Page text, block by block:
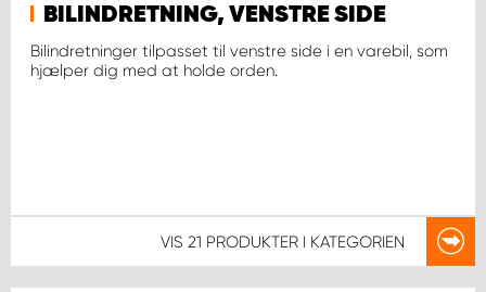
BILINDRETNING, VENSTRE SIDE
Bilindretninger tilpasset til venstre side i en varebil, som
hjælper dig med at holde orden.
VIS 21 PRODUKTER I KATEGORIEN